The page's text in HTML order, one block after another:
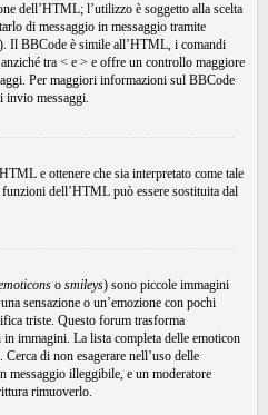
dell’HTML; l’utilizzo è soggetto alla scelta
di messaggio in messaggio tramite
Il BBCode è simile all’HTML, i comandi
tra < e > e offre un controllo maggiore
Per maggiori informazioni sul BBCode
invio messaggi.
e ottenere che sia interpretato come tale
dell’HTML può essere sostituita dal
o smileys) sono piccole immagini
sensazione o un’emozione con pochi
triste. Questo forum trasforma
in immagini. La lista completa delle emoticon
di non esagerare nell’uso delle
messaggio illeggibile, e un moderatore
rimuoverlo.